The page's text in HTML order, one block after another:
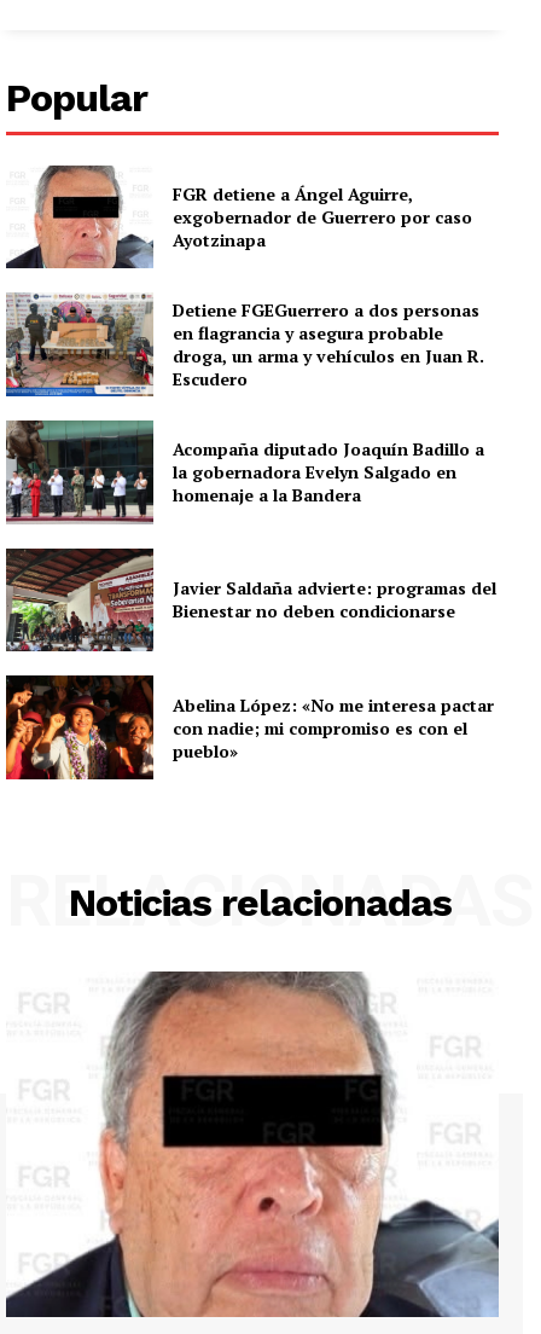
Popular
FGR detiene a Ángel Aguirre,
exgobernador de Guerrero por caso
Ayotzinapa
Detiene FGEGuerrero a dos personas
en flagrancia y asegura probable
droga, un arma y vehículos en Juan R.
Escudero
Acompaña diputado Joaquín Badillo a
la gobernadora Evelyn Salgado en
homenaje a la Bandera
Javier Saldaña advierte: programas del
Bienestar no deben condicionarse
Abelina López: «No me interesa pactar
con nadie; mi compromiso es con el
pueblo»
Noticias relacionadas
RELACIONADAS